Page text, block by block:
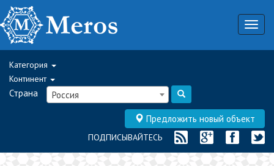
Категория
Континент
Страна Россия
Предложить новый объект
ПОДПИСЫВАЙТЕСЬ